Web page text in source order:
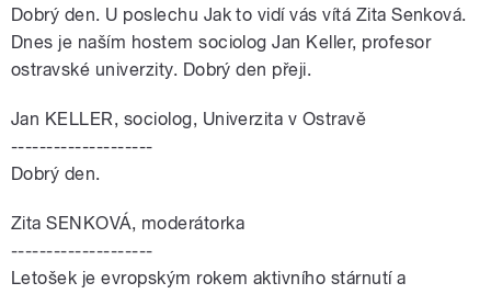
Dobrý den. U poslechu Jak to vidí vás vítá Zita Senková.
Dnes je naším hostem sociolog Jan Keller, profesor
ostravské univerzity. Dobrý den přeji.
Jan KELLER, sociolog, Univerzita v Ostravě
--------------------
Dobrý den.
Zita SENKOVÁ, moderátorka
--------------------
Letošek je evropským rokem aktivního stárnutí a